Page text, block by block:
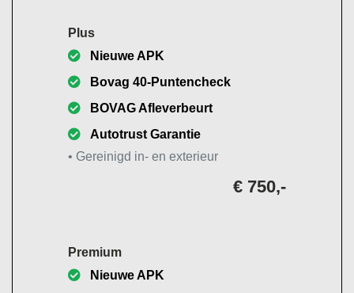
Plus
Nieuwe APK
Bovag 40-Puntencheck
BOVAG Afleverbeurt
Autotrust Garantie
• Gereinigd in- en exterieur
€ 750,-
Premium
Nieuwe APK